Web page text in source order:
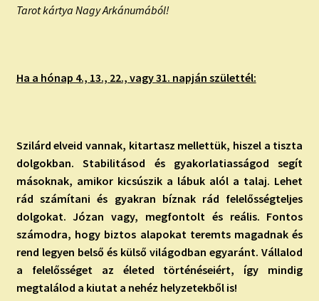
Tarot kártya Nagy Arkánumából!
Ha a hónap 4., 13., 22., vagy 31. napján születtél:
Szilárd elveid vannak, kitartasz mellettük, hiszel a tiszta
dolgokban. Stabilitásod és gyakorlatiasságod segít
másoknak, amikor kicsúszik a lábuk alól a talaj. Lehet
rád számítani és gyakran bíznak rád felelősségteljes
dolgokat. Józan vagy, megfontolt és reális. Fontos
számodra, hogy biztos alapokat teremts magadnak és
rend legyen belső és külső világodban egyaránt. Vállalod
a felelősséget az életed történéseiért, így mindig
megtalálod a kiutat a nehéz helyzetekből is!